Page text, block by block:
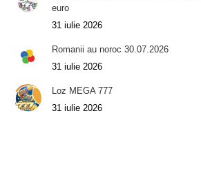
euro
31 iulie 2026
Romanii au noroc 30.07.2026
31 iulie 2026
Loz MEGA 777
31 iulie 2026